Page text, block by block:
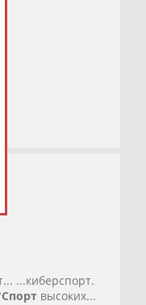
...киберспорт.
Спорт высоких...